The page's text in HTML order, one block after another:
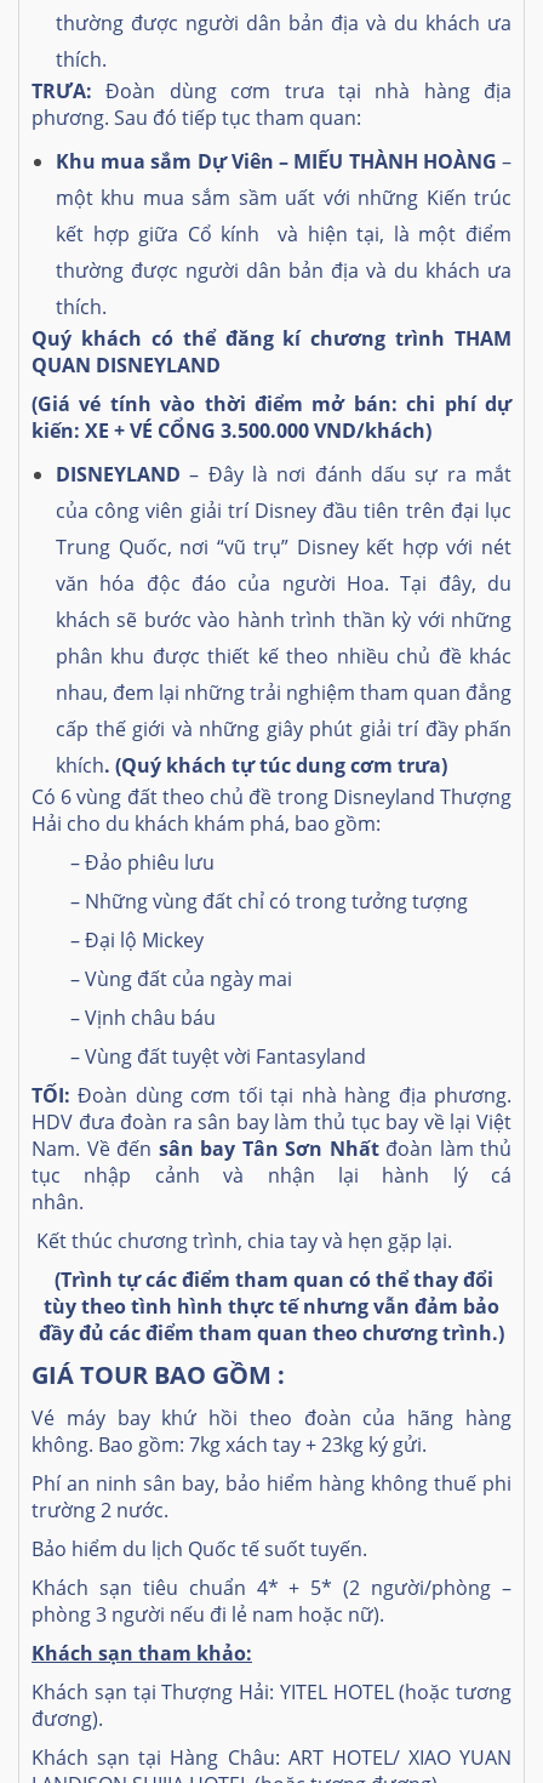
thường được người dân bản địa và du khách ưa
thích.
TRƯA:Đoàn dùng cơm trưa tại nhà hàng địa
phương. Sau đó tiếp tục tham quan:
Khu mua sắm Dự Viên – MIẾU THÀNH HOÀNG –
một khu mua sắm sầm uất với những Kiến trúc
kết hợp giữa Cổ kính và hiện tại, là một điểm
thường được người dân bản địa và du khách ưa
thích.
Quý khách có thể đăng kí chương trình THAM
QUAN DISNEYLAND
(Giá vé tính vào thời điểm mở bán: chi phí dự
kiến: XE + VÉ CỔNG 3.500.000VND/khách)
DISNEYLAND – Đây là nơi đánh dấu sự ra mắt
của công viên giải trí Disney đầu tiên trên đại lục
Trung Quốc, nơi “vũ trụ” Disney kết hợp với nét
văn hóa độc đáo của người Hoa. Tại đây, du
khách sẽ bước vào hành trình thần kỳ với những
phân khu được thiết kế theo nhiều chủ đề khác
nhau, đem lại những trải nghiệm tham quan đẳng
cấp thế giới và những giây phút giải trí đầy phấn
khích. (Quý khách tự túc dung cơm trưa)
Có 6 vùng đất theo chủ đề trong Disneyland Thượng
Hải cho du khách khám phá, bao gồm:
– Đảo phiêu lưu
– Những vùng đất chỉ có trong tưởng tượng
– Đại lộ Mickey
– Vùng đất của ngày mai
– Vịnh châu báu
– Vùng đất tuyệt vời Fantasyland
TỐI: Đoàn dùng cơm tối tại nhà hàng địa phương.
HDV đưa đoàn ra sân bay làm thủ tục bay về lại Việt
Nam. Về đến sân bay Tân Sơn Nhấtđoàn làm thủ
tục nhập cảnh và nhận lại hành lý cá
nhân.
Kết thúc chương trình, chia tay và hẹn gặp lại.
(Trình tự các điểm tham quan có thể thay đổi
tùy theo tình hình thực tế nhưng vẫn đảm bảo
đầy đủ các điểm tham quan theo chương trình.)
GIÁ TOUR BAO GỒM :
Vé máy bay khứ hồi theo đoàn của hãng hàng
không. Bao gồm: 7kg xách tay + 23kg ký gửi.
Phí an ninh sân bay, bảo hiểm hàng không thuế phi
trường 2 nước.
Bảo hiểm du lịch Quốc tế suốt tuyến.
Khách sạn tiêu chuẩn 4* + 5* (2 người/phòng –
phòng 3 người nếu đi lẻ nam hoặc nữ).
Khách sạn tham khảo:
Khách sạn tại Thượng Hải: YITEL HOTEL(hoặc tương
đương).
Khách sạn tại Hàng Châu: ART HOTEL/ XIAO YUAN